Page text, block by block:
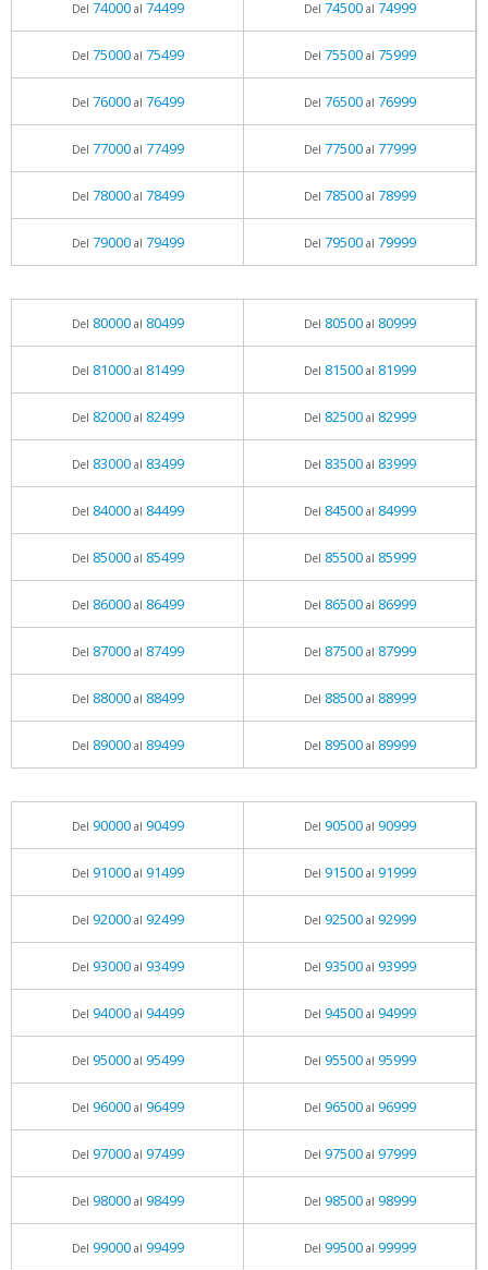
Del 74000al 74499 Del 74500al 74999
Del 75000al 75499 Del 75500al 75999
Del 76000al 76499 Del 76500al 76999
Del 77000al 77499 Del 77500al 77999
Del 78000al 78499 Del 78500al 78999
Del 79000al 79499 Del 79500al 79999
Del 80000al 80499 Del 80500al 80999
Del 81000al 81499 Del 81500al 81999
Del 82000al 82499 Del 82500al 82999
Del 83000al 83499 Del 83500al 83999
Del 84000al 84499 Del 84500al 84999
Del 85000al 85499 Del 85500al 85999
Del 86000al 86499 Del 86500al 86999
Del 87000al 87499 Del 87500al 87999
Del 88000al 88499 Del 88500al 88999
Del 89000al 89499 Del 89500al 89999
Del 90000al 90499 Del 90500al 90999
Del 91000al 91499 Del 91500al 91999
Del 92000al 92499 Del 92500al 92999
Del 93000al 93499 Del 93500al 93999
Del 94000al 94499 Del 94500al 94999
Del 95000al 95499 Del 95500al 95999
Del 96000al 96499 Del 96500al 96999
Del 97000al 97499 Del 97500al 97999
Del 98000al 98499 Del 98500al 98999
Del 99000al 99499 Del 99500al 99999